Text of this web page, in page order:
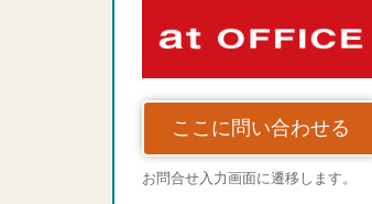
ここに問い合わせる
お問合せ入力画面に遷移します。